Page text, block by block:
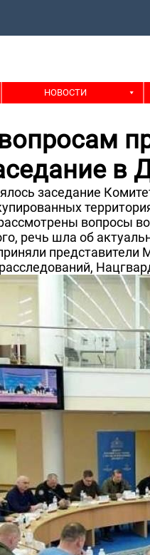
НОВОСТИ
в
заседание
вопросы
речь шла об